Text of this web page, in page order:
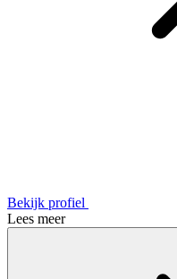
Bekijk profiel
Lees meer